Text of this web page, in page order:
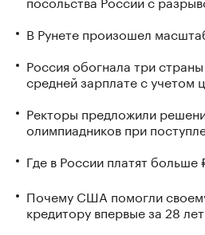
В Рунете произошел
Россия обогнала три
средней зарплате с учетом
Ректоры предложили
олимпиадников при
Где в России платят
Почему США помогли
кредитору впервые за 28 лет